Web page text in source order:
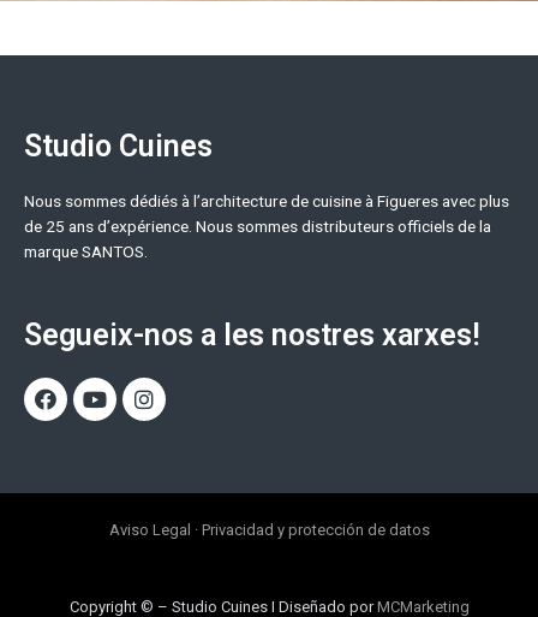
Studio Cuines
Nous sommes dédiés à l’architecture de cuisine à Figueres avec plus
de 25 ans d’expérience. Nous sommes distributeurs officiels de la
marque SANTOS.
Segueix-nos a les nostres xarxes!
Aviso Legal · Privacidad y protección de datos
Copyright © – Studio Cuines I Diseñado porMCMarketing